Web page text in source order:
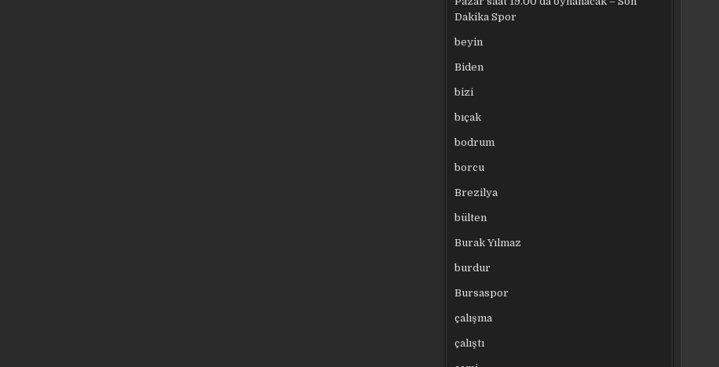
Dakika Spor
beyin
Biden
bizi
bıçak
bodrum
borcu
Brezilya
bülten
Burak Yılmaz
burdur
Bursaspor
çalışma
çalıştı